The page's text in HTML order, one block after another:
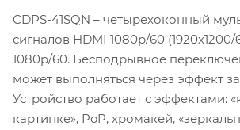
CDPS-41SQN – четырехоконный
сигналов HDMI 1080p/60
1080p/60. Бесподрывное
может выполняться через эффект
Устройство работает с эффектами:
картинке», PoP, хромакей,